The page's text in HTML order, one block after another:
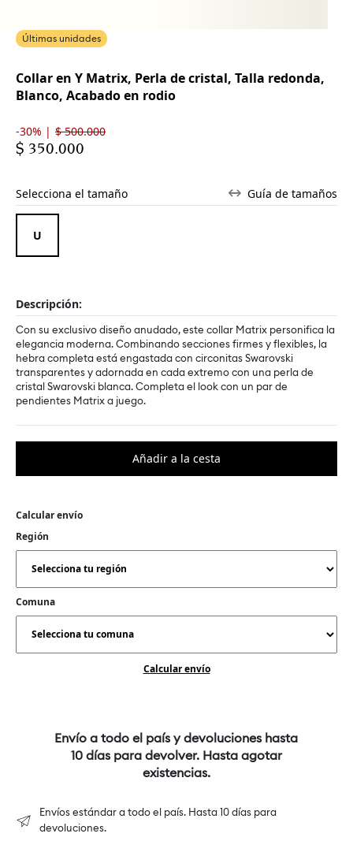
Últimas unidades
Collar en Y Matrix, Perla de cristal, Talla redonda,
Blanco, Acabado en rodio
-30% | $ 500.000
$ 350.000
Selecciona el tamaño Guía de tamaños
Descripción:
Con su exclusivo diseño anudado, este collar Matrix personifica la
elegancia moderna. Combinando secciones firmes y flexibles, la
hebra completa está engastada con circonitas Swarovski
transparentes y adornada en cada extremo con una perla de
cristal Swarovski blanca. Completa el look con un par de
pendientes Matrix a juego.
Calcular envío
Región
Comuna
Calcular envío
Envío a todo el país y devoluciones hasta
10 días para devolver. Hasta agotar
existencias.
Envíos estándar a todo el país. Hasta 10 días para
devoluciones.